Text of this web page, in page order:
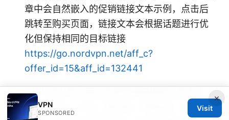
章中会自然嵌入的促销链接文本示例，点击后
跳转至购买页面，链接文本会根据话题进行优
化但保持相同的目标链接
https://go.nordvpn.net/aff_c?
offer_id=15&aff_id=132441
Note: 上述内容为面向读者的通用指南与参考信
息，具体功能、价格、服务器、策略请以
×
VPN
SPONSORED
Visit